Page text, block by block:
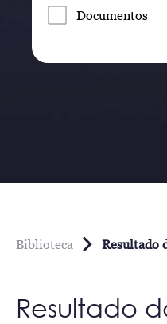
Documentos
Biblioteca Resultado
Resultado